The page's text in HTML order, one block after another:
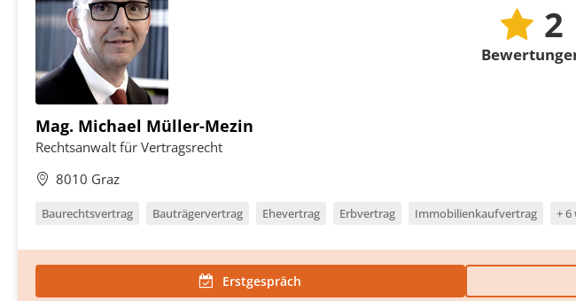
2
Mag. Michael Müller-Mezin
Rechtsanwalt für Vertragsrecht
8010 Graz
Baurechtsvertrag Bauträgervertrag Ehevertrag Erbvertrag Immobilienkaufvertrag + 6
Erstgespräch